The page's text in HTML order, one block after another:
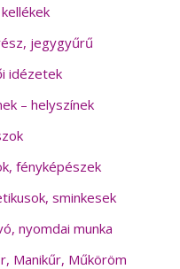
jegygyűrű
idézetek
– helyszínek
fényképészek
sminkesek
nyomdai munka
Manikűr, Műköröm